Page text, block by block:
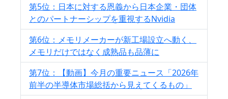
第5位：日本に対する恩義から日本企業・団体
とのパートナーシップを重視するNvidia
第6位：メモリメーカーが新工場設立へ動く、
メモリだけではなく成熟品も品薄に
第7位：【動画】今月の重要ニュース「2026年
前半の半導体市場総括から見えてくるもの」